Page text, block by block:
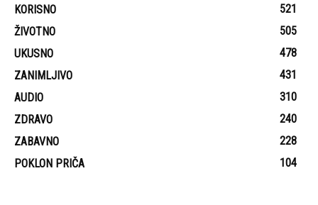
KORISNO
521
ŽIVOTNO
505
UKUSNO
478
ZANIMLJIVO
431
AUDIO
310
ZDRAVO
240
ZABAVNO
228
POKLON PRIČA
104